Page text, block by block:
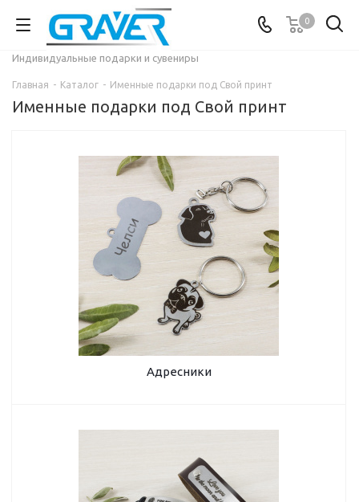
0
Индивидуальные подарки и сувениры
Главная - Каталог - Именные подарки под Свой принт
Именные подарки под Свой принт
Адресники